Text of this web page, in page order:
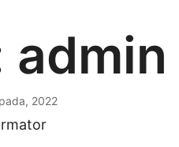
admin
2022